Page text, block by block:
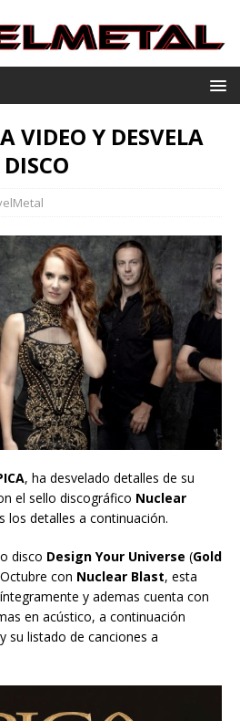
VIDEO Y DESVELA
, ha desvelado detalles de su
el sello discográfico Nuclear
los detalles a continuación.
disco Design Your Universe (Gold
con Nuclear Blast, esta
y ademas cuenta con
en acústico, a continuación
su listado de canciones a